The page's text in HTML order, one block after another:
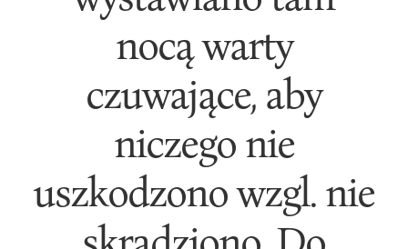
nocą warty
czuwające, aby
niczego nie
uszkodzono wzgl. nie